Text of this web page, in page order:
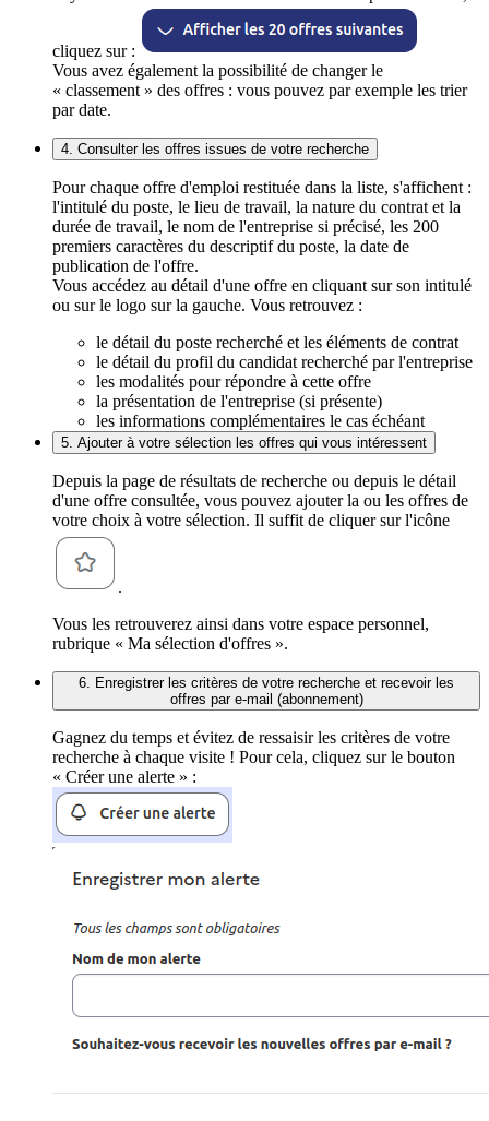
cliquez sur :
Vous avez également la possibilité de changer le
« classement » des offres : vous pouvez par exemple les trier
par date.
4. Consulter les offres issues de votre recherche
Pour chaque offre d'emploi restituée dans la liste, s'affichent :
l'intitulé du poste, le lieu de travail, la nature du contrat et la
durée de travail, le nom de l'entreprise si précisé, les 200
premiers caractères du descriptif du poste, la date de
publication de l'offre.
Vous accédez au détail d'une offre en cliquant sur son intitulé
ou sur le logo sur la gauche. Vous retrouvez :
le détail du poste recherché et les éléments de contrat
le détail du profil du candidat recherché par l'entreprise
les modalités pour répondre à cette offre
la présentation de l'entreprise (si présente)
les informations complémentaires le cas échéant
5. Ajouter à votre sélection les offres qui vous intéressent
Depuis la page de résultats de recherche ou depuis le détail
d'une offre consultée, vous pouvez ajouter la ou les offres de
votre choix à votre sélection. Il suffit de cliquer sur l'icône
.
Vous les retrouverez ainsi dans votre espace personnel,
rubrique « Ma sélection d'offres ».
6. Enregistrer les critères de votre recherche et recevoir les
offres par e-mail (abonnement)
Gagnez du temps et évitez de ressaisir les critères de votre
recherche à chaque visite ! Pour cela, cliquez sur le bouton
« Créer une alerte » :